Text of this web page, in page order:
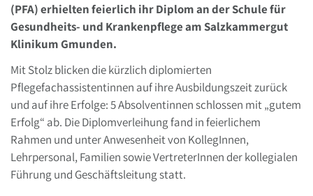
(PFA) erhielten feierlich ihr Diplom an der Schule für
Gesundheits- und Krankenpflege am Salzkammergut
Klinikum Gmunden.
Mit Stolz blicken die kürzlich diplomierten
Pflegefachassistentinnen auf ihre Ausbildungszeit zurück
und auf ihre Erfolge: 5 Absolventinnen schlossen mit „gutem
Erfolg“ ab. Die Diplomverleihung fand in feierlichem
Rahmen und unter Anwesenheit von KollegInnen,
Lehrpersonal, Familien sowie VertreterInnen der kollegialen
Führung und Geschäftsleitung statt.